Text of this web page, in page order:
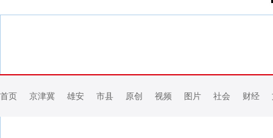
首页 京津冀 雄安 市县 原创 视频 图片 社会 财经